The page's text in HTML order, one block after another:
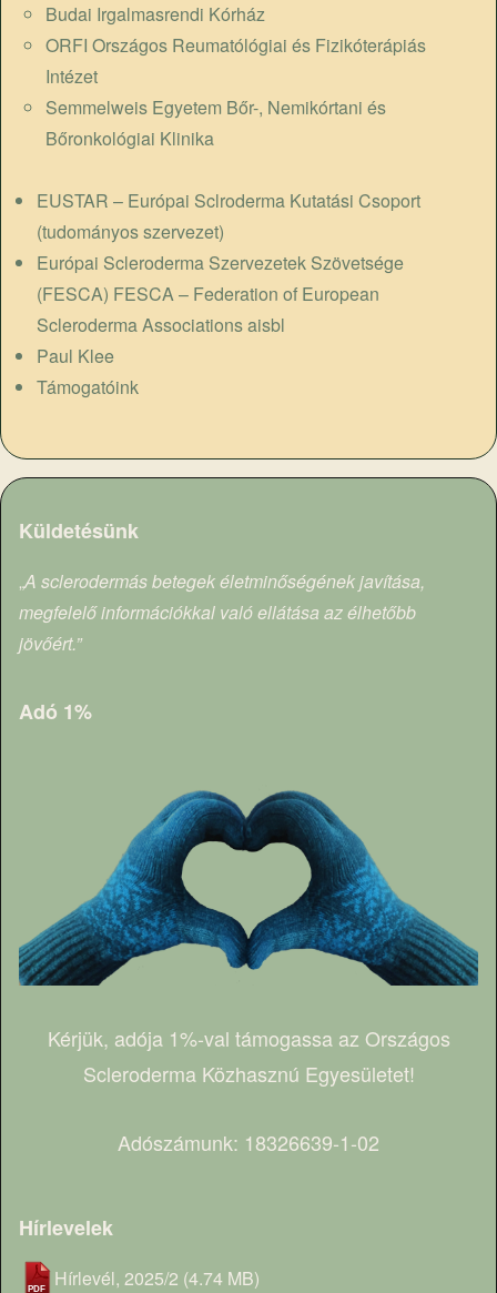
Budai Irgalmasrendi Kórház
ORFI Országos Reumatólógiai és Fizikóterápiás
Intézet
Semmelweis Egyetem Bőr-, Nemikórtani és
Bőronkológiai Klinika
EUSTAR – Európai Sclroderma Kutatási Csoport
(tudományos szervezet)
Európai Scleroderma Szervezetek Szövetsége
(FESCA) FESCA – Federation of European
Scleroderma Associations aisbl
Paul Klee
Támogatóink
Küldetésünk
„A sclerodermás betegek életminőségének javítása,
megfelelő információkkal való ellátása az élhetőbb
jövőért.”
Adó 1%
Kérjük, adója 1%-val támogassa az Országos
Scleroderma Közhasznú Egyesületet!
Adószámunk: 18326639-1-02
Hírlevelek
Hírlevél, 2025/2 (4.74 MB)